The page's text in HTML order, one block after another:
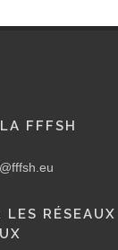
FFFSH
RÉSEAUX